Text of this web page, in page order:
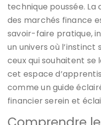
technique poussée.
des marchés finance
savoir-faire pratique,
un univers où l’instinct
ceux qui souhaitent se
cet espace
comme un guide
financier serein et